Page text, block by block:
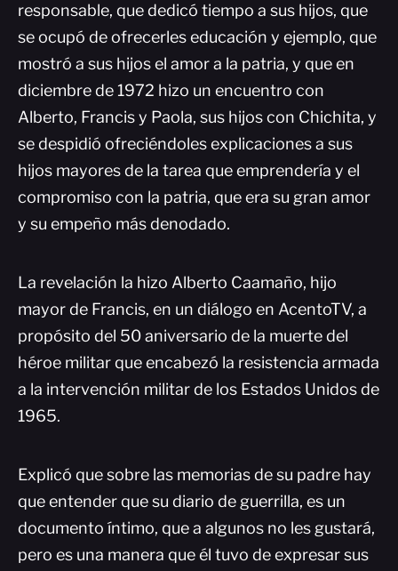
responsable, que dedicó tiempo a sus hijos, que
se ocupó de ofrecerles educación y ejemplo, que
mostró a sus hijos el amor a la patria, y que en
diciembre de 1972 hizo un encuentro con
Alberto, Francis y Paola, sus hijos con Chichita, y
se despidió ofreciéndoles explicaciones a sus
hijos mayores de la tarea que emprendería y el
compromiso con la patria, que era su gran amor
y su empeño más denodado.
La revelación la hizo Alberto Caamaño, hijo
mayor de Francis, en un diálogo en AcentoTV, a
propósito del 50 aniversario de la muerte del
héroe militar que encabezó la resistencia armada
a la intervención militar de los Estados Unidos de
1965.
Explicó que sobre las memorias de su padre hay
que entender que su diario de guerrilla, es un
documento íntimo, que a algunos no les gustará,
pero es una manera que él tuvo de expresar sus